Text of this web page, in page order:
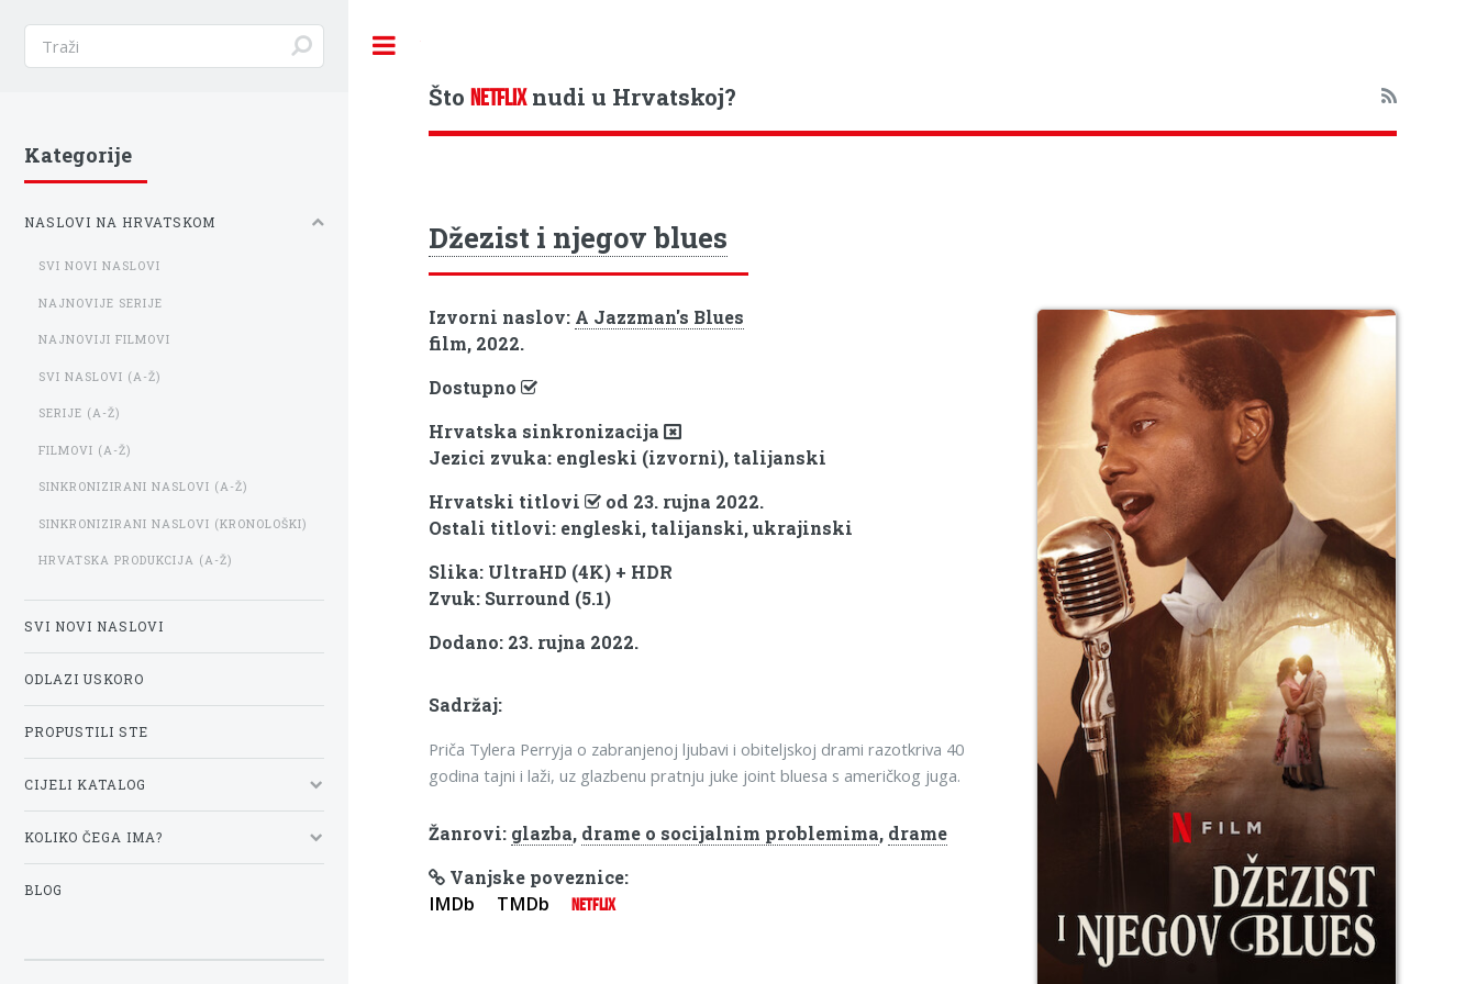
ŠtoNETFLIXnudi u Hrvatskoj?
Džezist i njegov blues
Izvorni naslov: A Jazzman's Blues
film, 2022.
Dostupno
Hrvatska sinkronizacija
Jezici zvuka: engleski (izvorni), talijanski
Hrvatski titlovi
od 23. rujna 2022.
Ostali titlovi: engleski, talijanski, ukrajinski
Slika: UltraHD (4K) + HDR
Zvuk: Surround (5.1)
Dodano: 23. rujna 2022.
Sadržaj:
Priča Tylera Perryja o zabranjenoj ljubavi i obiteljskoj drami razotkriva 40
godina tajni i laži, uz glazbenu pratnju juke joint bluesa s američkog juga.
Žanrovi: glazba, drame o socijalnim problemima, drame
Vanjske poveznice:
IMDb TMDb NETFLIX
Kategorije
NASLOVI NA HRVATSKOM
SVI NOVI NASLOVI
NAJNOVIJE SERIJE
NAJNOVIJI FILMOVI
SVI NASLOVI (A-Ž)
SERIJE (A-Ž)
FILMOVI (A-Ž)
SINKRONIZIRANI NASLOVI (A-Ž)
SINKRONIZIRANI NASLOVI (KRONOLOŠKI)
HRVATSKA PRODUKCIJA (A-Ž)
SVI NOVI NASLOVI
ODLAZI USKORO
PROPUSTILI STE
CIJELI KATALOG
KOLIKO ČEGA IMA?
BLOG
Toggle